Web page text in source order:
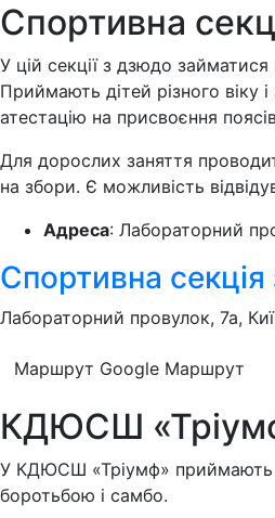
Спортивна
У цій секції з дзюдо
Приймають дітей різного віку
атестацію на присвоєння
Для дорослих заняття
на збори. Є можливість
Адреса: Лабораторний
Спортивна
Лабораторний провулок, 7а,
Маршрут Google Маршрут
КДЮСШ
У КДЮСШ «Тріумф» приймають
боротьбою і самбо.